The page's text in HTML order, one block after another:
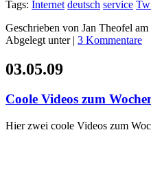
Tags: Internet deutsch service
Geschrieben von Jan Theofel
Abgelegt unter | 3 Kommentare
03.05.09
Coole Videos zum
Hier zwei coole Videos zum